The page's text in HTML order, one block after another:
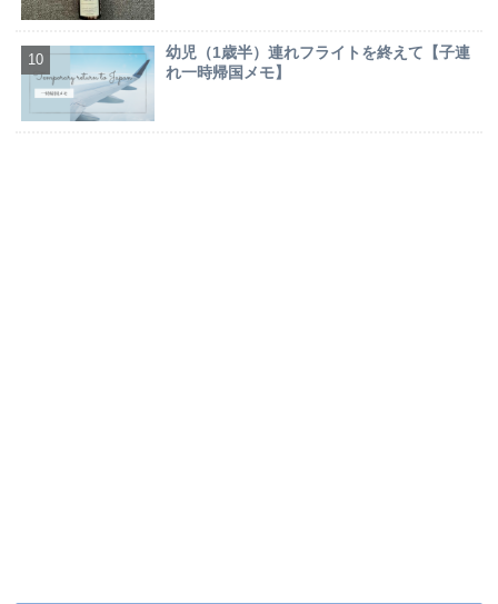
幼児（1歳半）連れフライトを終えて【子連
れ一時帰国メモ】